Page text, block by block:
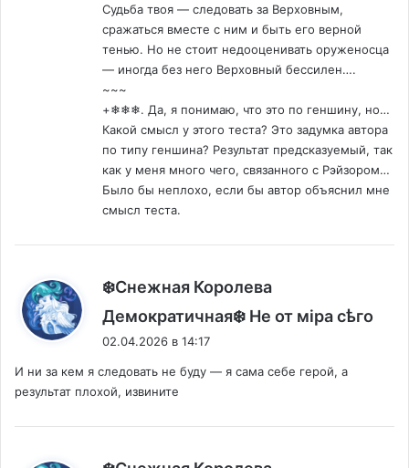
Судьба твоя — следовать за Верховным,
сражаться вместе с ним и быть его верной
тенью. Но не стоит недооценивать оруженосца
— иногда без него Верховный бессилен….
~~~
+❄❄❄. Да, я понимаю, что это по геншину, но…
Какой смысл у этого теста? Это задумка автора
по типу геншина? Результат предсказуемый, так
как у меня много чего, связанного с Рэйзором…
Было бы неплохо, если бы автор объяснил мне
смысл теста.
❄️Снежная Королева
Демократичная❄️ Не от мiра сѣго
02.04.2026 в 14:17
И ни за кем я следовать не буду — я сама себе герой, а
результат плохой, извините